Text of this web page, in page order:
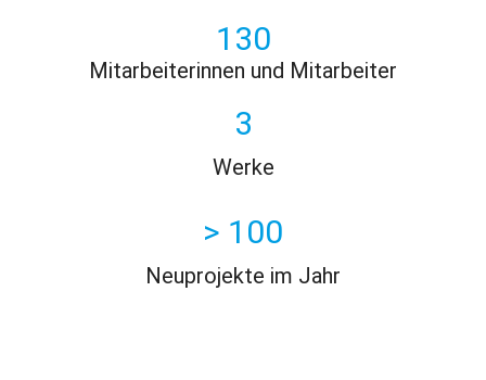
Mitarbeiterinnen und Mitarbeiter
130
Werke
3
Neuprojekte im Jahr
> 100